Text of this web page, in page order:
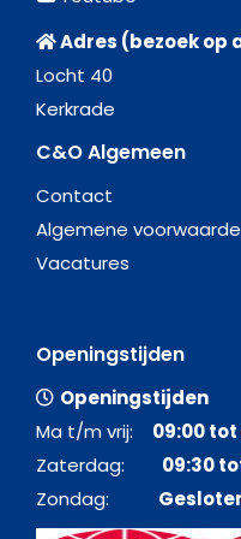
Adres (bezoek op
Locht 40
Kerkrade
C&O Algemeen
Contact
Algemene
Vacatures
Openingstijden
Openingstijden
Ma t/m vrij: 09:00 tot
Zaterdag: 09:30
Zondag: